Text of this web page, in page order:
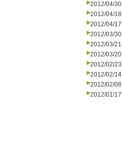
2012/04/30
2012/04/18
2012/04/17
2012/03/30
2012/03/21
2012/03/20
2012/02/23
2012/02/14
2012/02/08
2012/01/17